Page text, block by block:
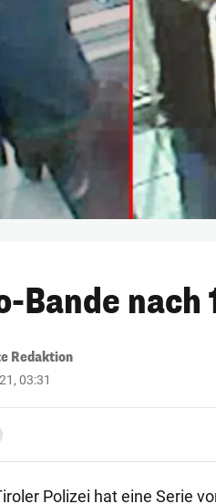
Bande nach
Redaktion
03:31
Polizei hat eine Serie